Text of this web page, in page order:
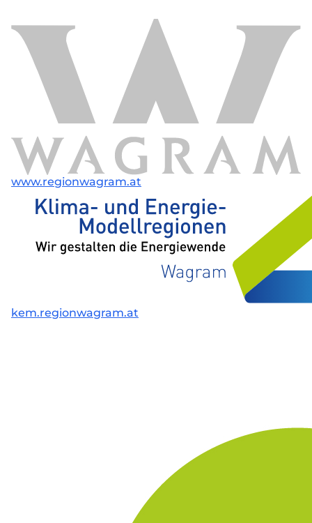
www.regionwagram.at
kem.regionwagram.at